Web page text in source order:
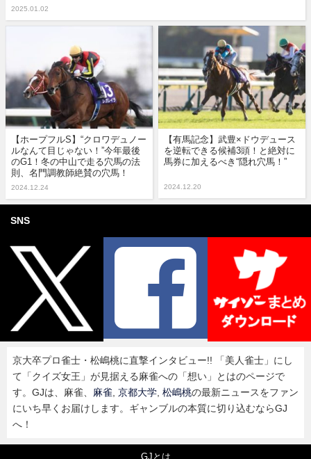
2025.01.02
【ホープフルS】“クロワデュノー
ルなんて目じゃない！”今年最後
のG1！冬の中山で走る穴馬の法
則、名門調教師絶賛の穴馬！
2024.12.24
【有馬記念】武豊×ドウデュース
を逆転できる候補3頭！と絶対に
馬券に加えるべき“隠れ穴馬！”
2024.12.20
SNS
京大卒プロ雀士・松嶋桃に直撃インタビュー!! 「美人雀士」にし
て「クイズ女王」が見据える麻雀への「想い」とはのページで
す。GJは、麻雀、 麻雀 京都大学 松嶋桃の最新ニュースをファン
にいち早くお届けします。ギャンブルの本質に切り込むならGJ
へ！
GJとは